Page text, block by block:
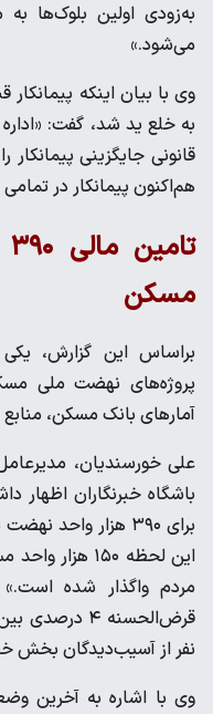
به‌زودی اولین بلوک‌ها
می‌شود.»
وی با بیان اینکه
به خلع ید شد، گفت:
قانونی جایگزینی
هم‌اکنون پیمانکار در
مسکن
براساس این گزارش،
پروژه‌های نهضت ملی
آمارهای بانک مسکن،
علی خورسندیان،
برای ۳۹۰ هزار
این لحظه ۱۵۰
مردم واگذار شده
نفر از آسیب‌دیدگان بخش
وی با اشاره به آخرین